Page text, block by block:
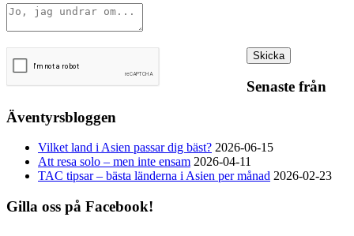
Senaste från
Äventyrsbloggen
Vilket land i Asien passar dig bäst? 2026-06-15
Att resa solo – men inte ensam 2026-04-11
TAC tipsar – bästa länderna i Asien per månad 2026-02-23
Gilla oss på Facebook!